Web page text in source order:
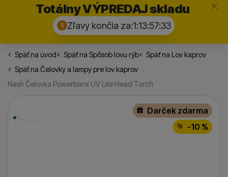
Totálny VÝPREDAJ skladu
Zľavy končia za:1:13:57:32
Späť na úvodRybarske.sk
Späť na Spôsob lovu rýb Späť na Lov kaprov
Späť na Čelovky a lampy pre lov kaprov
Nash Čelovka Powerbanx UV Lite Head Torch
Darček zdarma
-10 %